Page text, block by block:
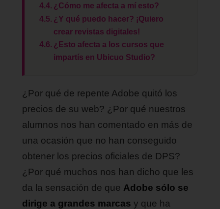
¿Cómo me afecta a mí esto?
¿Y qué puedo hacer? ¡Quiero
crear revistas digitales!
¿Esto afecta a los cursos que
impartís en Ubicuo Studio?
¿Por qué de repente Adobe quitó los
precios de su web? ¿Por qué nuestros
alumnos nos han comentado en más de
una ocasión que no han conseguido
obtener los precios oficiales de DPS?
¿Por qué muchos nos han dicho que les
da la sensación de que Adobe sólo se
dirige a grandes marcas y que ha